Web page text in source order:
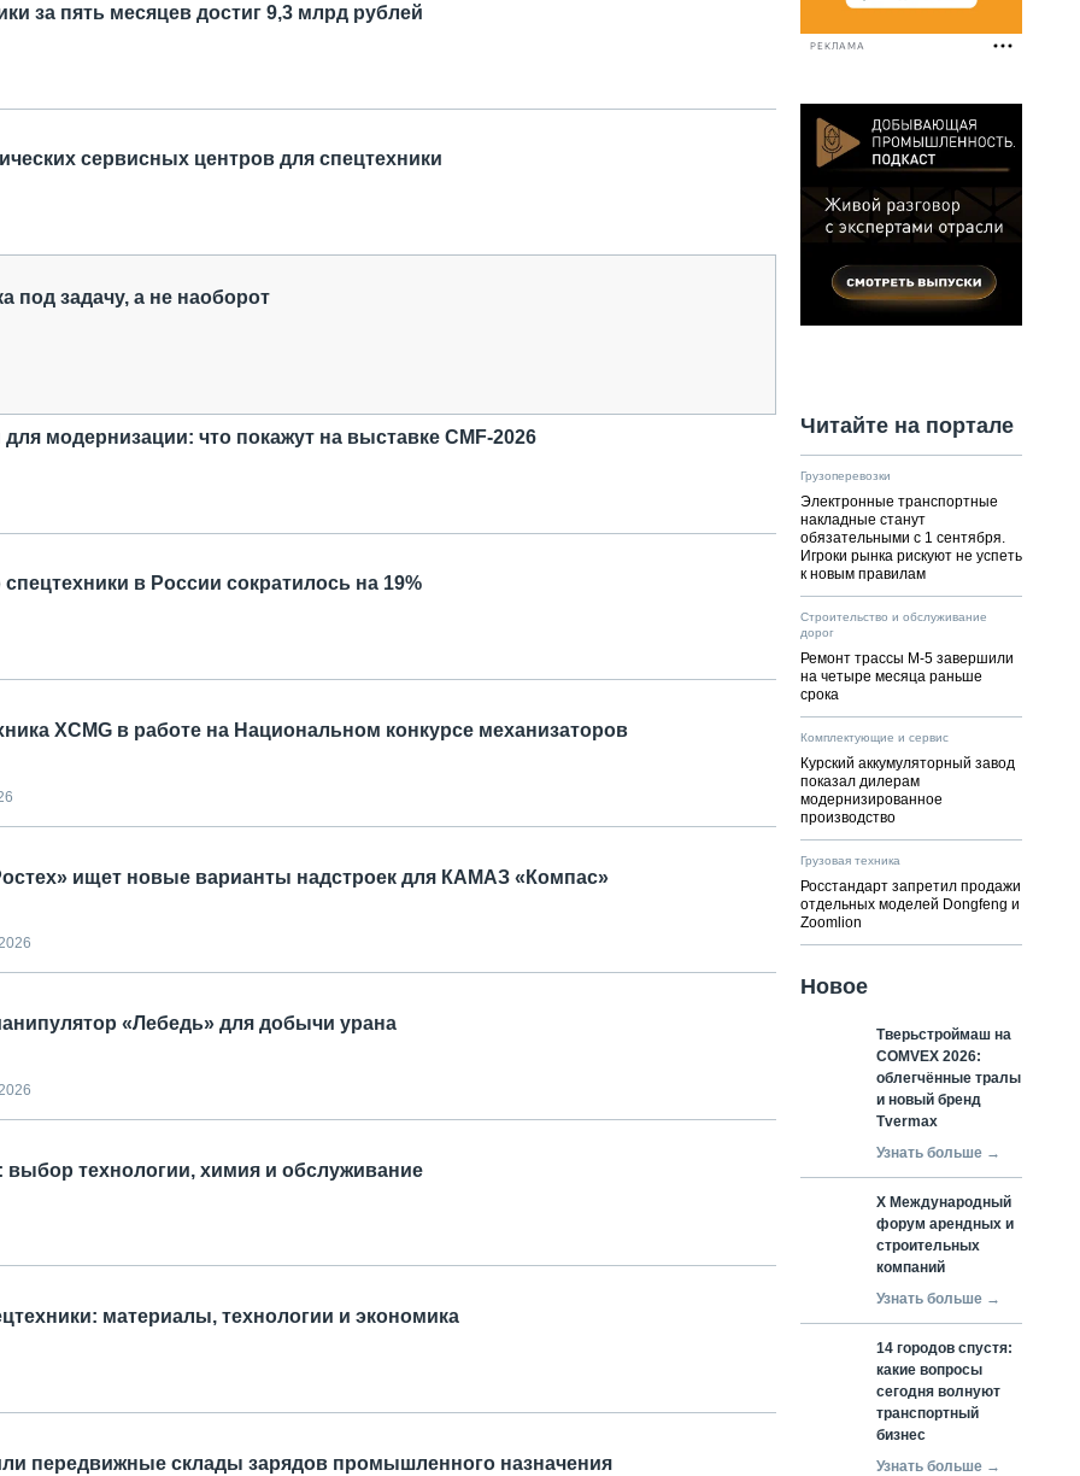
АВТОМАТИЗАЦИЯ И ТЕХНОЛОГИИ
за пять месяцев достиг 9,3 млрд рублей
сервисных центров для спецтехники
под задачу, а не наоборот
модернизации: что покажут на выставке CMF-2026
в России сократилось на 19%
XCMG в работе на Национальном конкурсе механизаторов
ищет новые варианты надстроек для КАМАЗ «Компас»
«Лебедь» для добычи урана
выбор технологии, химия и обслуживание
материалы, технологии и экономика
передвижные склады зарядов промышленного назначения
РЕКЛАМА
Читайте на портале
Грузоперевозки
Электронные транспортные
накладные станут
обязательными с 1 сентября.
Игроки рынка рискуют не успеть
к новым правилам
Строительство и обслуживание
дорог
Ремонт трассы М-5 завершили
на четыре месяца раньше
срока
Комплектующие и сервис
Курский аккумуляторный завод
показал дилерам
модернизированное
производство
Грузовая техника
Росстандарт запретил продажи
отдельных моделей Dongfeng и
Zoomlion
Новое
Тверьстроймаш на
COMVEX 2026:
облегчённые тралы
и новый бренд
Tvermax
Узнать больше →
X Международный
форум арендных и
строительных
компаний
Узнать больше →
14 городов спустя:
какие вопросы
сегодня волнуют
транспортный
бизнес
Узнать больше →